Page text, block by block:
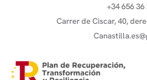
+34 656 36
Carrer de Ciscar, 40,